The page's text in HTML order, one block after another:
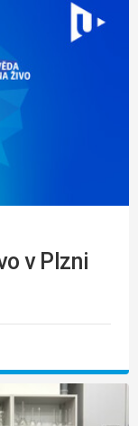
v Plzni